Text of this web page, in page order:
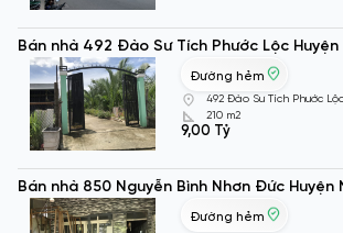
Bán nhà 492 Đào Sư Tích Phước Lộc Huyện
Đường hẻm
492 Đào Sư Tích Phước
210 m2
9,00 Tỷ
Bán nhà 850 Nguyễn Bình Nhơn Đức Huyện
Đường hẻm